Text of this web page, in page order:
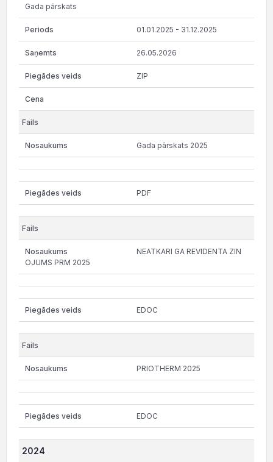
Gada pārskats
01.01.2025 - 31.12.2025
26.05.2026
ZIP
Gada pārskats 2025
PDF
NEATKARI GA REVIDENTA ZIN
OJUMS PRM 2025
EDOC
PRIOTHERM 2025
EDOC
2024